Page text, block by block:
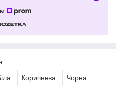
Коричнева Чорна